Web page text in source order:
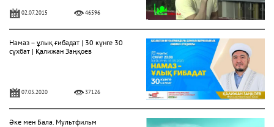
02.07.2015 46596
Намаз – ұлық ғибадат | 30 күнге 30
сұхбат | Қалижан Заңқоев
07.05.2020 37126
Әке мен Бала. Мультфильм